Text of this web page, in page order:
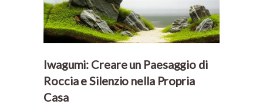
Iwagumi: Creare un Paesaggio di
Roccia e Silenzio nella Propria
Casa